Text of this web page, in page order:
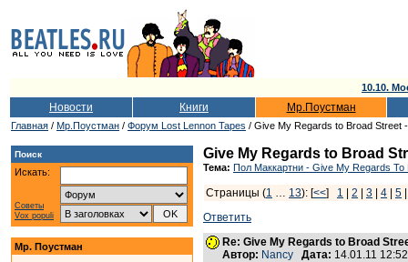
10.10.
Новости Книги Мр.Поустман
Главная / Мр.Поустман / Форум Lost Lennon Tapes / Give My Regards to Broad
Поиск
Искать:
Советы
Vox populi
Мр. Поустман
Give My Regards to Broad
Тема: Пол Маккартни - Give My Regards To
Страницы (1 … 13): [<<] 1 2 3 4 5
Ответить
Re: Give My Regards to Broad
Автор: Nancy Дата: 14.01.11